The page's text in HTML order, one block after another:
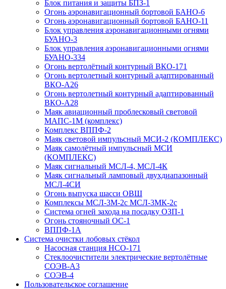
Блок питания и защиты БПЗ-1
Огонь аэронавигационный бортовой БАНО-6
Огонь аэронавигационный бортовой БАНО-11
Блок управления аэронавигационными огнями
БУАНО-3
Блок управления аэронавигационными огнями
БУАНО-334
Огонь вертолётный контурный ВКО-171
Огонь вертолетный контурный адаптированный
ВКО-А26
Огонь вертолетный контурный адаптированный
ВКО-А28
Маяк авиационный проблесковый световой
МАПС-1М (комплекс)
Комплекс ВППФ-2
Маяк световой импульсный МСИ-2 (КОМПЛЕКС)
Маяк самолётный импульсный МСИ
(КОМПЛЕКС)
Маяк сигнальный МСЛ-4, МСЛ-4К
Маяк сигнальный ламповый двухдиапазонный
МСЛ-4СИ
Огонь выпуска шасси ОВШ
Комплексы МСЛ-3М-2с МСЛ-3МК-2с
Система огней захода на посадку ОЗП-1
Огонь стояночный ОС-1
ВППФ-1А
Система очистки лобовых стёкол
Насосная станция НСО-171
Стеклоочистители электрические вертолётные
СОЭВ-А3
СОЭВ-4
Пользовательское соглашение